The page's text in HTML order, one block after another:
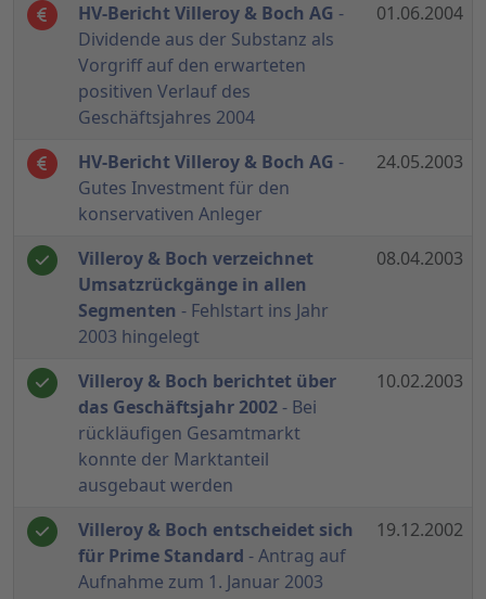
HV-Bericht Villeroy & Boch AG -
Dividende aus der Substanz als
Vorgriff auf den erwarteten
positiven Verlauf des
Geschäftsjahres 2004
01.06.2004
HV-Bericht Villeroy & Boch AG -
Gutes Investment für den
konservativen Anleger
24.05.2003
Villeroy & Boch verzeichnet
Umsatzrückgänge in allen
Segmenten - Fehlstart ins Jahr
2003 hingelegt
08.04.2003
Villeroy & Boch berichtet über
das Geschäftsjahr 2002- Bei
rückläufigen Gesamtmarkt
konnte der Marktanteil
ausgebaut werden
10.02.2003
Villeroy & Boch entscheidet sich
für Prime Standard - Antrag auf
Aufnahme zum 1. Januar 2003
19.12.2002